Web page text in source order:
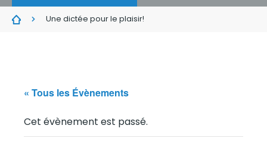
Une dictée pour le plaisir!
« Tous les Évènements
Cet évènement est passé.